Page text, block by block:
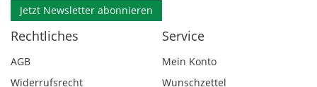
Jetzt Newsletter abonnieren
Rechtliches
AGB
Widerrufsrecht
Service
Mein Konto
Wunschzettel